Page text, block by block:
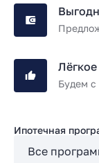
Будем
Ипотечная